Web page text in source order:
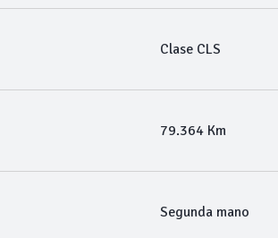
Clase CLS
79.364 Km
Segunda mano